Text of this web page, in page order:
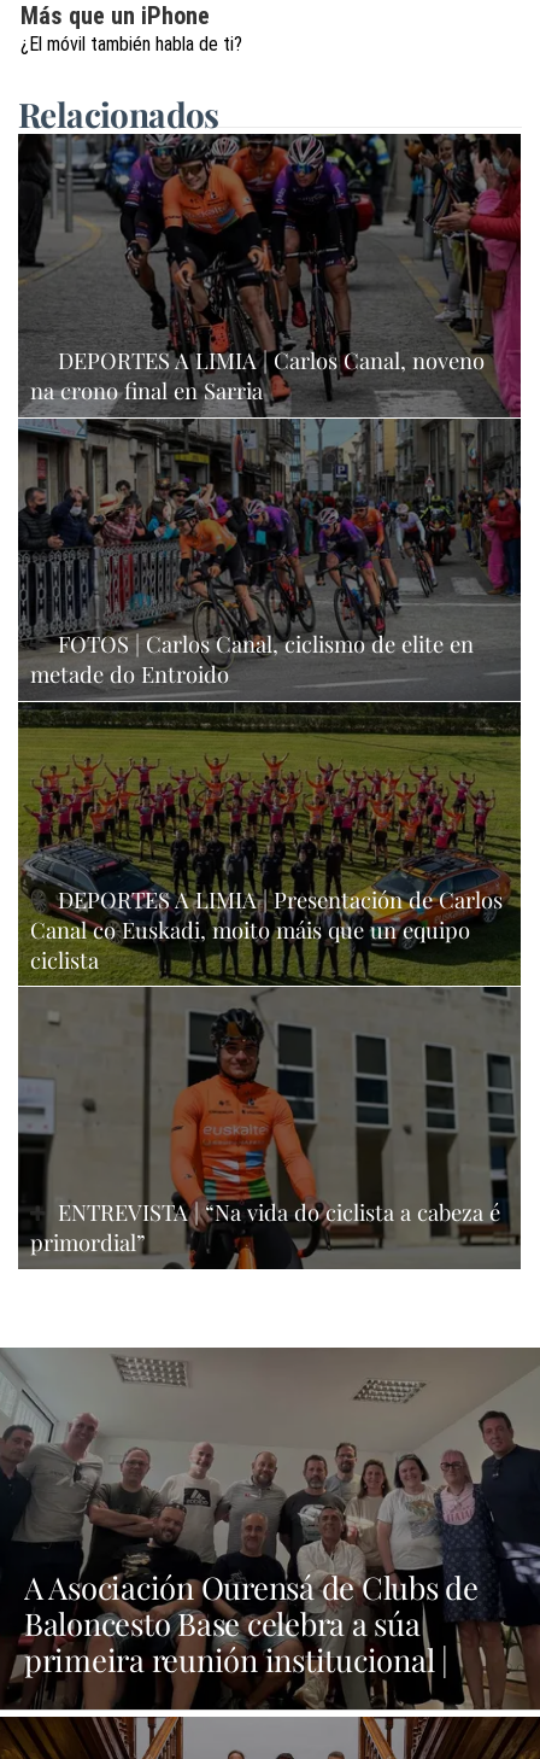
Más que un iPhone
¿El móvil también habla de ti?
Relacionados
DEPORTES A LIMIA | Carlos Canal, noveno
na crono final en Sarria
FOTOS | Carlos Canal, ciclismo de elite en
metade do Entroido
DEPORTES A LIMIA | Presentación de Carlos
Canal co Euskadi, moito máis que un equipo
ciclista
ENTREVISTA | “Na vida do ciclista a cabeza é
primordial”
A Asociación Ourensá de Clubs de
Baloncesto Base celebra a súa
primeira reunión institucional |
NOTICIAS OURENSE